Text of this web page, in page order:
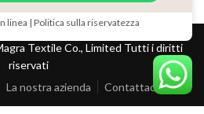
Textile Co., Limited Tutti i diritti
riservati
La nostra azienda Contattaci
linea | Politica sulla riservatezza